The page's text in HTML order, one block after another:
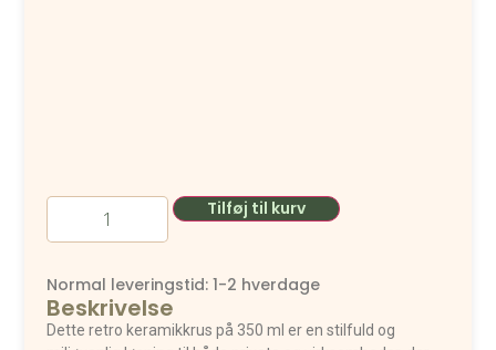
Tilføj til kurv
Normal leveringstid: 1-2 hverdage
Beskrivelse
Dette retro keramikkrus på 350 ml er en stilfuld og